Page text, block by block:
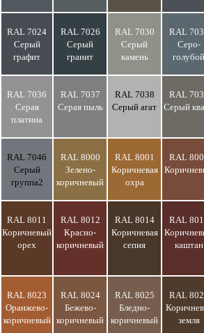
RAL 7024
Серый
графит
RAL 7026
Серый
гранит
RAL 7030
Серый
камень
RAL
Серо-
голубой
RAL 7036
Серая
платина
RAL 7037
Серая пыль
RAL 7038
Серый агат
RAL
Серый
RAL 7046
Серый
группа2
RAL 8000
Зелено-
коричневый
RAL 8001
Коричневая
охра
RAL
RAL 8011
Коричневый
орех
RAL 8012
Красно-
коричневый
RAL 8014
Коричневая
сепия
RAL
каштан
RAL 8023
Оранжево-
коричневый
RAL 8024
Бежево-
коричневый
RAL 8025
Бледно-
коричневый
RAL
земля